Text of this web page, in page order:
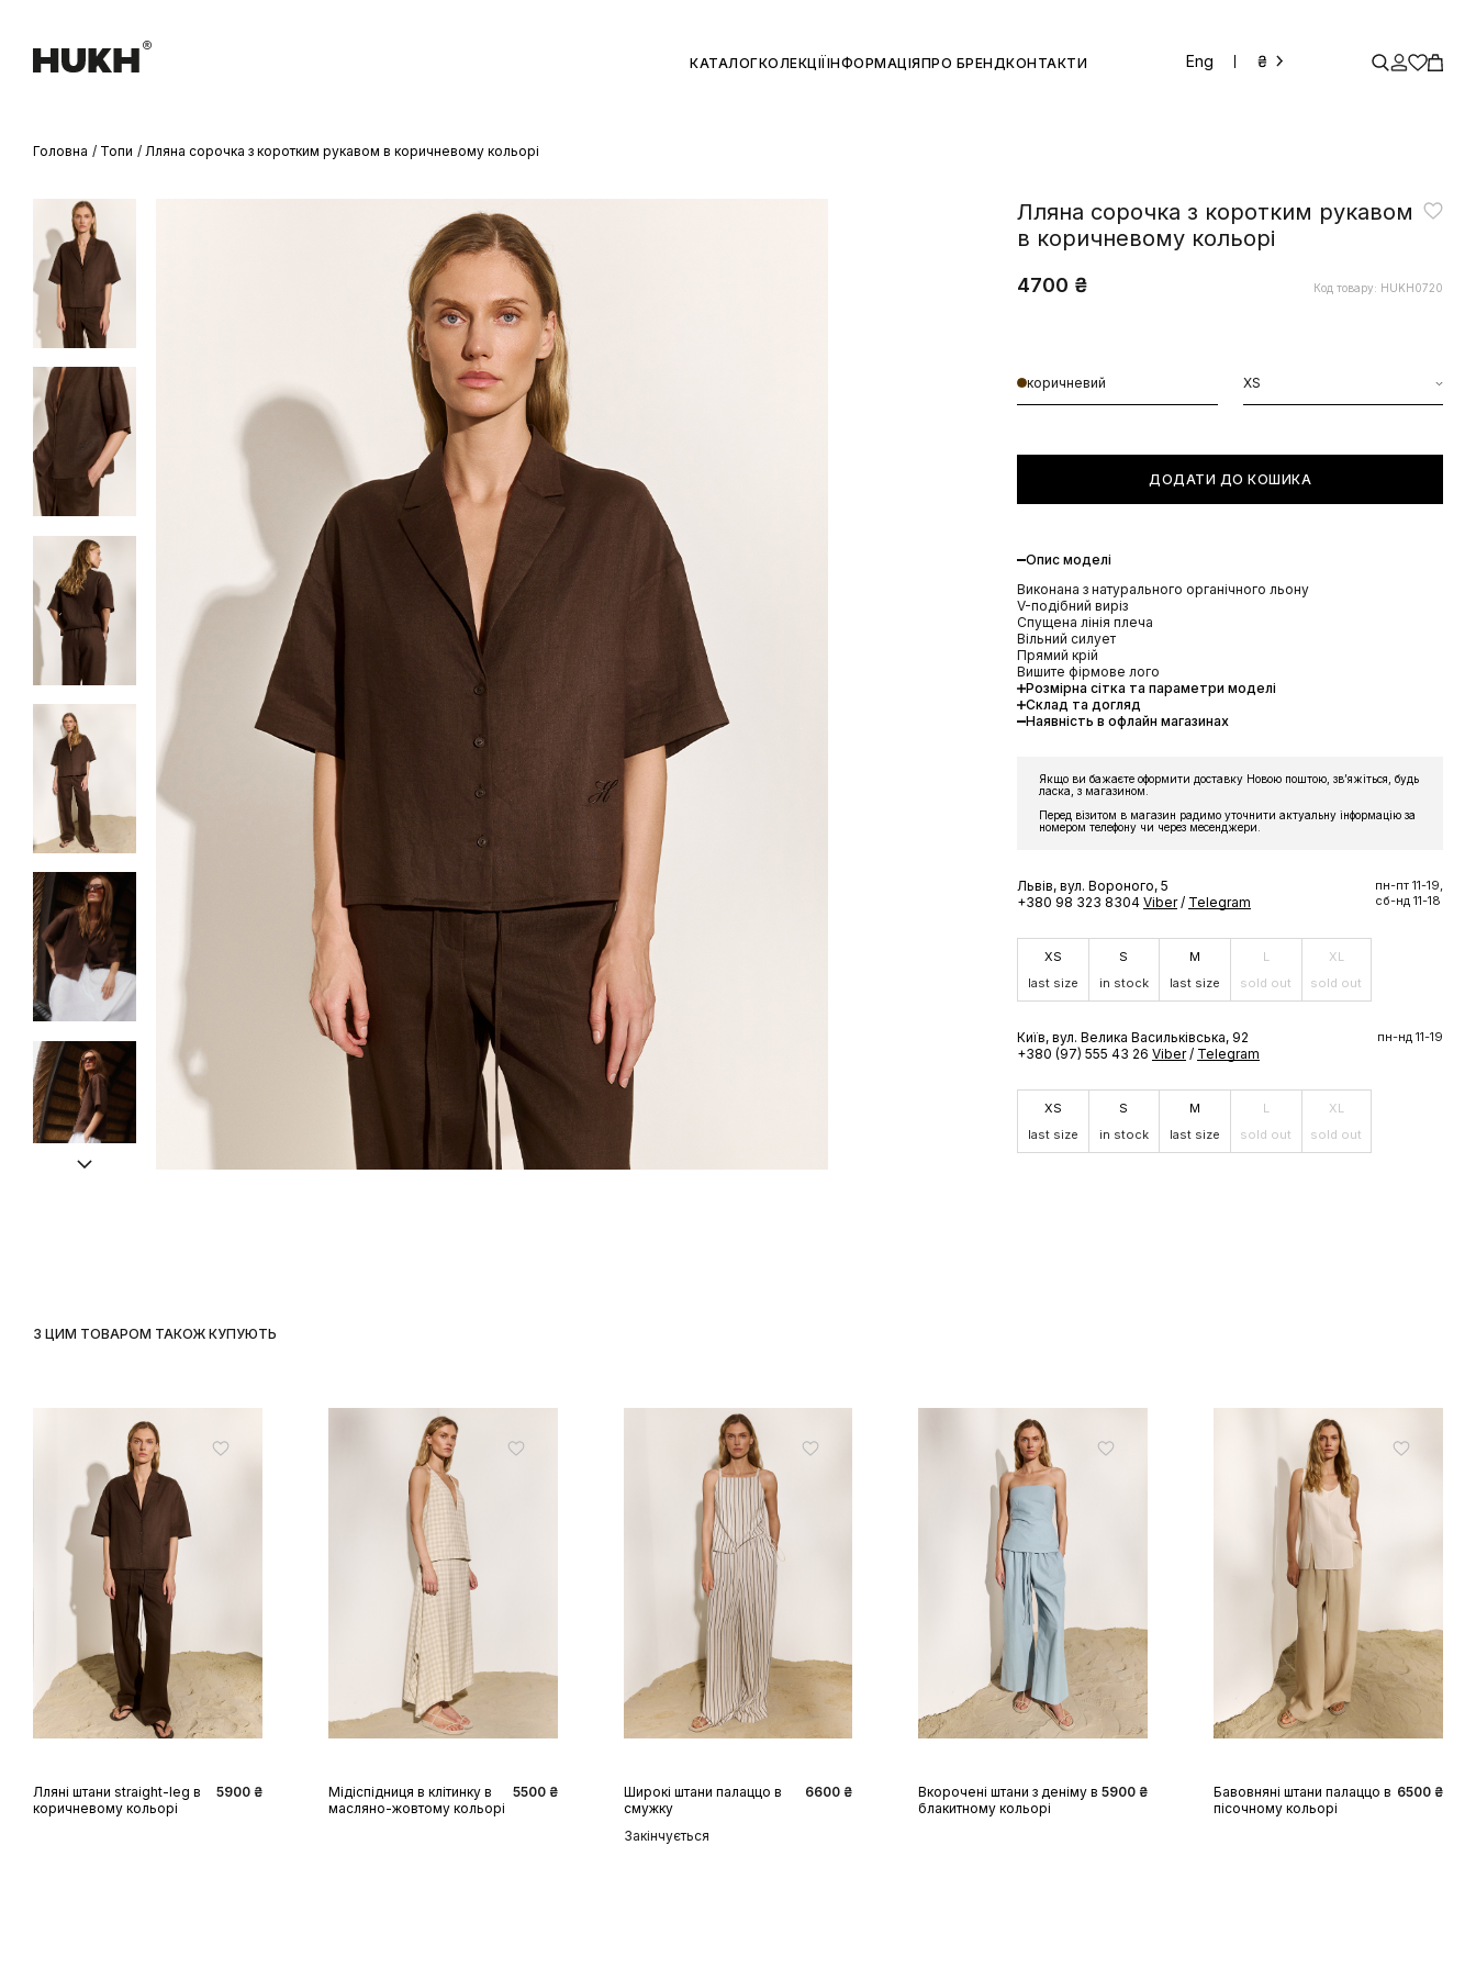
КАТАЛОГКОЛЕКЦІЇ ІНФОРМАЦІЯПРО БРЕНДКОНТАКТИ Eng ₴
Головна Топи Лляна сорочка з коротким рукавом в коричневому кольорі
Лляна сорочка з коротким рукавом
в коричневому кольорі
4700 ₴ Код товару: HUKH0720
коричневий XS
ДОДАТИ ДО КОШИКА
Опис моделі
Виконана з натурального органічного льону
V-подібний виріз
Спущена лінія плеча
Вільний силует
Прямий крій
Вишите фірмове лого
Розмірна сітка та параметри моделі
Склад та догляд
Наявність в офлайн магазинах
Якщо ви бажаєте оформити доставку Новою поштою, звʼяжіться, будь
ласка, з магазином.
Перед візитом в магазин радимо уточнити актуальну інформацію за
номером телефону чи через месенджери.
Львів, вул. Вороного, 5
+380 98 323 8304 Viber / Telegram
пн-пт 11-19,
сб-нд 11-18
XS
last size
S
in stock
M
last size
L
sold out
XL
sold out
Київ, вул. Велика Васильківська, 92
+380 (97) 555 43 26 Viber / Telegram
пн-нд 11-19
XS
last size
S
in stock
M
last size
L
sold out
XL
sold out
З ЦИМ ТОВАРОМ ТАКОЖ КУПУЮТЬ
MLXL
Лляні штани straight-leg в
коричневому кольорі
5900 ₴
XSSMLXL
Мідіспідниця в клітинку в
масляно-жовтому кольорі
5500 ₴
Широкі штани палаццо в
смужку
6600 ₴
Закінчується
XS XL
Вкорочені штани з деніму в
блакитному кольорі
5900 ₴
XSSMLXL
Бавовняні штани палаццо в
пісочному кольорі
6500 ₴
знижки та ексклюзивних пропозицій бренду